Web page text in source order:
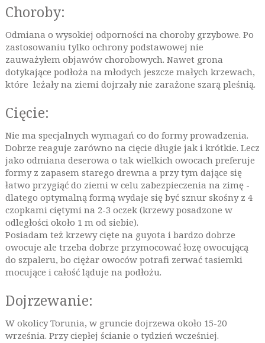
Choroby:
Odmiana o wysokiej odporności na choroby grzybowe. Po
zastosowaniu tylko ochrony podstawowej nie
zauważyłem objawów chorobowych. Nawet grona
dotykające podłoża na młodych jeszcze małych krzewach,
które leżały na ziemi dojrzały nie zarażone szarą pleśnią.
Cięcie:
Nie ma specjalnych wymagań co do formy prowadzenia.
Dobrze reaguje zarówno na cięcie długie jak i krótkie. Lecz
jako odmiana deserowa o tak wielkich owocach preferuje
formy z zapasem starego drewna a przy tym dające się
łatwo przygiąć do ziemi w celu zabezpieczenia na zimę -
dlatego optymalną formą wydaje się być sznur skośny z 4
czopkami ciętymi na 2-3 oczek (krzewy posadzone w
odległości około 1 m od siebie).
Posiadam też krzewy cięte na guyota i bardzo dobrze
owocuje ale trzeba dobrze przymocować łozę owocującą
do szpaleru, bo ciężar owoców potrafi zerwać tasiemki
mocujące i całość ląduje na podłożu.
Dojrzewanie:
W okolicy Torunia, w gruncie dojrzewa około 15-20
września. Przy ciepłej ścianie o tydzień wcześniej.